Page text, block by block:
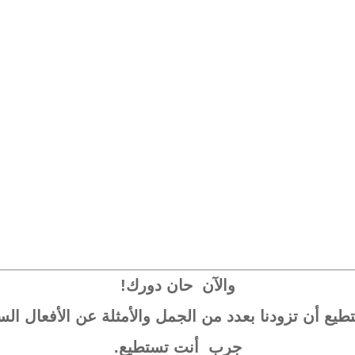
والآن حان دورك!
أن تزودنا بعدد من الجمل والأمثلة عن الأفعال
جرب أنت تستطيع.